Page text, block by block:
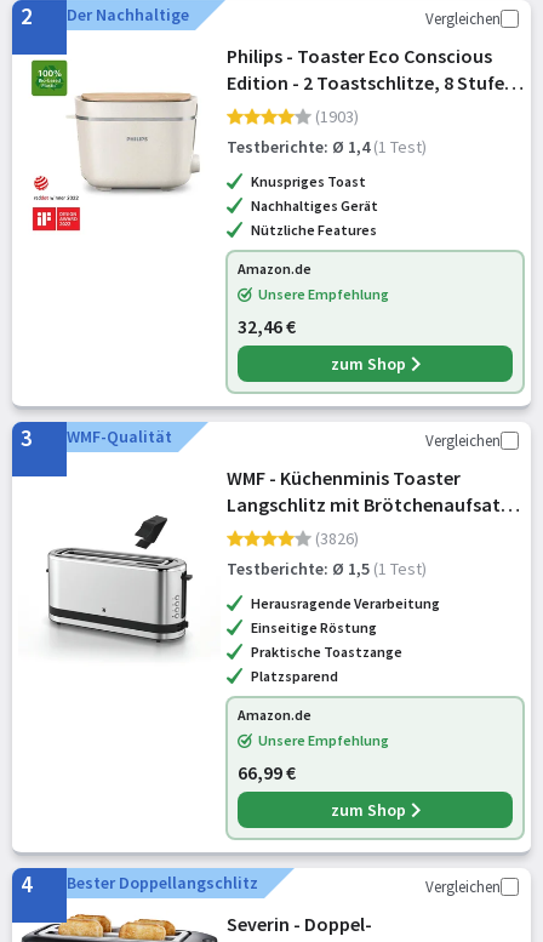
2 Der Nachhaltige Vergleichen
Philips - Toaster Eco Conscious
Edition - 2 Toastschlitze, 8 Stufen,
Brötchenaufsatz, Auftaufunktion,
hergestellt aus Altspeiseöl,
seidenweiß-matt (HD2640/10)
(1903)
Testberichte: Ø 1,4 (1 Test)
Knuspriges Toast
Nachhaltiges Gerät
Nützliche Features
Amazon.de
Unsere Empfehlung
32,46 €
zum Shop
3 WMF-Qualität Vergleichen
WMF - Küchenminis Toaster
Langschlitz mit Brötchenaufsatz,
2 Scheiben, XXL, Bagel-Funktion,
Langschlitztoaster mit 7
Bräunungsstufen, 900W, Toaster
edelstah
(3826)
Testberichte: Ø 1,5 (1 Test)
Herausragende Verarbeitung
Einseitige Röstung
Praktische Toastzange
Platzsparend
Amazon.de
Unsere Empfehlung
66,99 €
zum Shop
4 Bester Doppellangschlitz Vergleichen
Severin - Doppel-